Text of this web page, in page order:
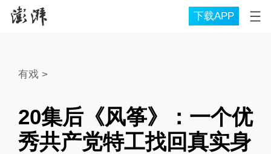
下载APP
有戏 >
20集后《风筝》：一个优
秀共产党特工找回真实身